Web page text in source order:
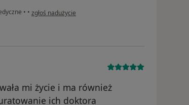
• • w opinii użytkownika Paweł
zgłoś nadużycie
mi życie i ma również
ich doktora